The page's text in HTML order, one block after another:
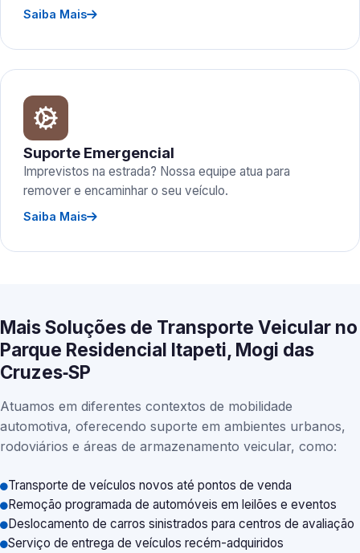
Saiba Mais
Suporte Emergencial
Imprevistos na estrada? Nossa equipe atua para
remover e encaminhar o seu veículo.
Saiba Mais
Mais Soluções de Transporte Veicular no
Parque Residencial Itapeti, Mogi das
Cruzes‑SP
Atuamos em diferentes contextos de mobilidade
automotiva, oferecendo suporte em ambientes urbanos,
rodoviários e áreas de armazenamento veicular, como:
Transporte de veículos novos até pontos de venda
Remoção programada de automóveis em leilões e eventos
Deslocamento de carros sinistrados para centros de avaliação
Serviço de entrega de veículos recém-adquiridos